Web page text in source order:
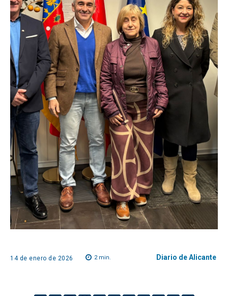
14 de enero de 2026 2min. Diario de Alicante